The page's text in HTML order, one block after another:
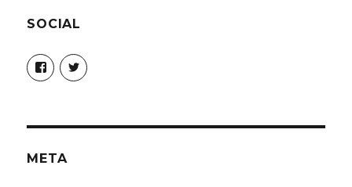
SOCIAL
Profil
von
christoph.fleischer1
anzeigen
Profil
von
anzeigen
META